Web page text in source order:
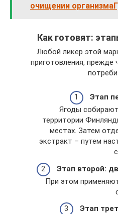
очищении
Как готовят:
Любой ликер этой
приготовления, прежде
Этап
Ягоды
территории
местах. Затем
экстракт – путем
Этап второй:
При этом
Этап